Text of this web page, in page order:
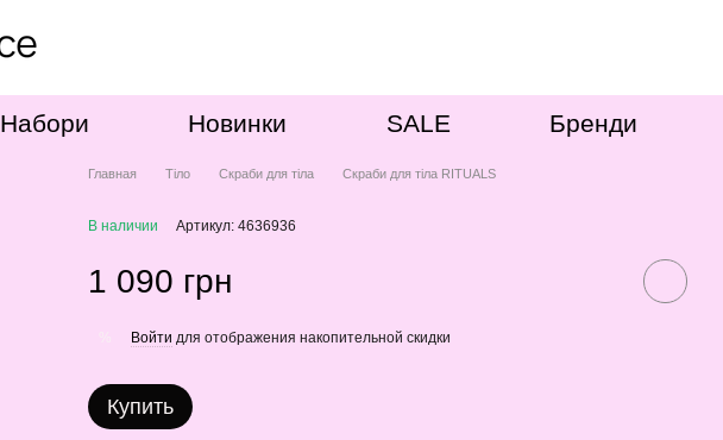
Набори Новинки SALE Бренди
Главная Тіло Скраби для тіла Скраби для тіла RITUALS
В наличии Артикул: 4636936
1 090 грн
Войти для отображения накопительной скидки
Купить